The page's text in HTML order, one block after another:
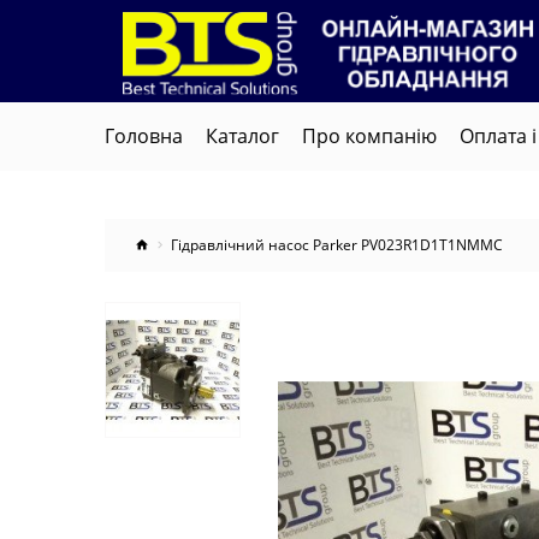
Головна Каталог Про компанію Оплата
Гідравлічний насос Parker PV023R1D1T1NMMC